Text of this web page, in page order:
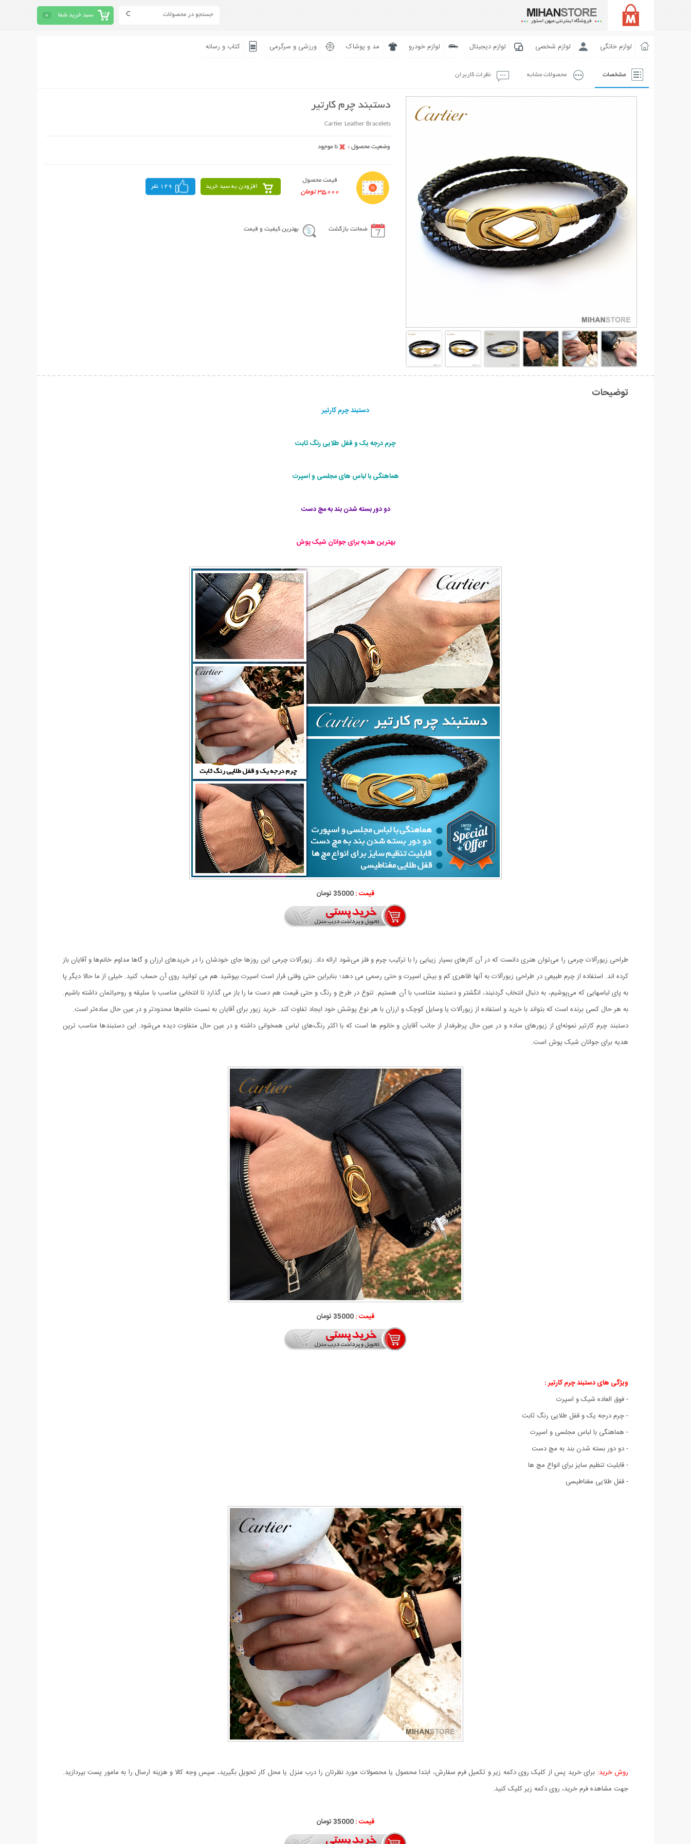
سبد خرید شما 0
لوازم خانگی لوازم شخصی لوازم دیجیتال لوازم خودرو مد و پوشاک ورزشی و سرگرمی کتاب و رسانه
مشخصات محصولات مشابه نظرات کاربران
دستبند چرم کارتیر
Cartier Leather Bracelets
قیمت محصول
35,000 تومان
افزودن به سبد خرید 129 نفر
ضمانت بازگشت بهترین کیفیت و قیمت
توضیحات
دستبند چرم کارتیر
چرم درجه یک و قفل طلایی رنگ ثابت
هماهنگی با لباس های مجلسی و اسپرت
دو دور بسته شدن بند به مچ دست
بهترین هدیه برای جوانان شیک پوش
قیمت :35000 تومان
طراحی زیورآلات چرمی را می‌توان هنری دانست که در آن کارهای بسیار زیبایی را با ترکیب چرم و فلز می‌شود ارائه داد. زیورآلات چرمی این روزها جای خودشان را در خریدهای ارزان و گاها مداوم خانم‌ها و آقایان باز
کرده اند. استفاده از چرم طبیعی در طراحی زیورآلات به آنها ظاهری کم و بیش اسپرت و حتی رسمی می دهد؛ بنابراین حتی وقتی قرار است اسپرت بپوشید هم می توانید روی آن حساب کنید. خیلی از ما حالا دیگر پا
به پای لباسهایی که می‌پوشیم، به دنبال انتخاب گردنبند، انگشتر و دستبند متناسب با آن هستیم. تنوع در طرح و رنگ و حتی قیمت هم دست ما را باز می گذارد تا انتخابی مناسب با سلیقه و روحیاتمان داشته باشیم.
به هر حال کسی برنده است که بتواند با خرید‌ و استفاده از زیورآلات یا وسایل کوچک و ارزان با هر نوع پوشش خود ایجاد تفاوت کند. خرید زیور برای آقایان به نسبت خانم‌ها محدودتر و در عین حال ساده‌تر است.
دستبند چرم کارتیر نمونه‌ای از زیورهای ساده و در عین حال پرطرفدار از جانب آقایان و خانوم ها است که با اکثر رنگ‌های لباس همخوانی داشته و در عین حال متفاوت دیده می‌شود. این دستبندها مناسب ترین
هدیه برای جوانان شیک پوش است.
قیمت :35000 تومان
ویژگی های دستبند چرم کارتیر:
- فوق العاده شیک و اسپرت
- چرم درجه یک و قفل طلایی رنگ ثابت
- هماهنگی با لباس مجلسی و اسپرت
- دو دور بسته شدن بند به مچ دست
- قابلیت تنظیم سایز برای انواع مچ ها
- قفل طلایی مغناطیسی
روش خرید: برای خرید پس از کلیک روی دکمه زیر و تکمیل فرم سفارش، ابتدا محصول یا محصولات مورد نظرتان را درب منزل یا محل کار تحویل بگیرید، سپس وجه کالا و هزینه ارسال را به مامور پست بپردازید.
جهت مشاهده فرم خرید، روی دکمه زیر کلیک کنید.
قیمت :35000 تومان